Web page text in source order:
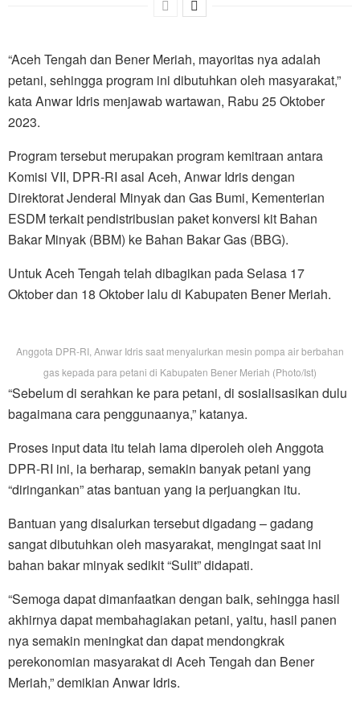
“Aceh Tengah dan Bener Meriah, mayoritas nya adalah
petani, sehingga program ini dibutuhkan oleh masyarakat,”
kata Anwar Idris menjawab wartawan, Rabu 25 Oktober
2023.
Program tersebut merupakan program kemitraan antara
Komisi VII, DPR-RI asal Aceh, Anwar Idris dengan
Direktorat Jenderal Minyak dan Gas Bumi, Kementerian
ESDM terkait pendistribusian paket konversi kit Bahan
Bakar Minyak (BBM) ke Bahan Bakar Gas (BBG).
Untuk Aceh Tengah telah dibagikan pada Selasa 17
Oktober dan 18 Oktober lalu di Kabupaten Bener Meriah.
Anggota DPR-RI, Anwar Idris saat menyalurkan mesin pompa air berbahan
gas kepada para petani di Kabupaten Bener Meriah (Photo/Ist)
“Sebelum di serahkan ke para petani, di sosialisasikan dulu
bagaimana cara penggunaanya,” katanya.
Proses input data itu telah lama diperoleh oleh Anggota
DPR-RI ini, ia berharap, semakin banyak petani yang
“diringankan” atas bantuan yang ia perjuangkan itu.
Bantuan yang disalurkan tersebut digadang – gadang
sangat dibutuhkan oleh masyarakat, mengingat saat ini
bahan bakar minyak sedikit “Sulit” didapati.
“Semoga dapat dimanfaatkan dengan baik, sehingga hasil
akhirnya dapat membahagiakan petani, yaitu, hasil panen
nya semakin meningkat dan dapat mendongkrak
perekonomian masyarakat di Aceh Tengah dan Bener
Meriah,” demikian Anwar Idris.